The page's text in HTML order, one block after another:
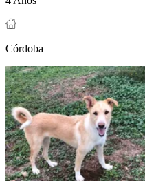
Córdoba